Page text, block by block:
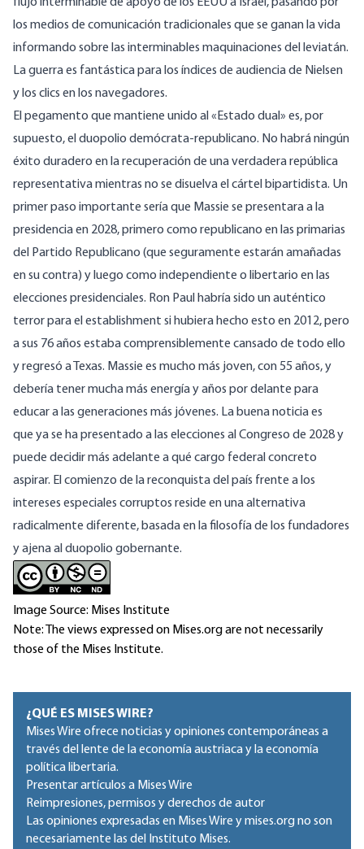
los medios de comunicación tradicionales que se ganan la vida
informando sobre las interminables maquinaciones del leviatán.
La guerra es fantástica para los índices de audiencia de Nielsen
y los clics en los navegadores.
El pegamento que mantiene unido al «Estado dual» es, por
supuesto, el duopolio demócrata-republicano. No habrá ningún
éxito duradero en la recuperación de una verdadera república
representativa mientras no se disuelva el cártel bipartidista. Un
primer paso importante sería que Massie se presentara a la
presidencia en 2028, primero como republicano en las primarias
del Partido Republicano (que seguramente estarán amañadas
en su contra) y luego como independiente o libertario en las
elecciones presidenciales. Ron Paul habría sido un auténtico
terror para el establishment si hubiera hecho esto en 2012, pero
a sus 76 años estaba comprensiblemente cansado de todo ello
y regresó a Texas. Massie es mucho más joven, con 55 años, y
debería tener mucha más energía y años por delante para
educar a las generaciones más jóvenes. La buena noticia es
que ya se ha presentado a las elecciones al Congreso de 2028y
puede decidir más adelante a qué cargo federal concreto
aspirar. El comienzo de la reconquista del país frente a los
intereses especiales corruptos reside en una alternativa
radicalmente diferente, basada en la filosofía de los fundadores
y ajena al duopolio gobernante.
Image Source: Mises Institute
Note: The views expressed on Mises.org are not necessarily
those of the Mises Institute.
¿QUÉ ES MISES WIRE?
Mises Wire ofrece noticias y opiniones contemporáneas a
través del lente de la economía austriaca y la economía
política libertaria.
Presentar artículos a Mises Wire
Reimpresiones, permisos y derechos de autor
Las opiniones expresadas en Mises Wire y mises.org no son
necesariamente las del Instituto Mises.